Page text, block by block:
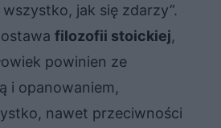
jak się zda­rzy”.
filozofii stoickiej,
powinien ze
i opanowaniem,
nawet przeciwności